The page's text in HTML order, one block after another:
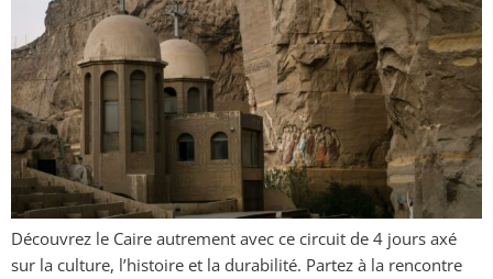
Découvrez le Caire autrement avec ce circuit de 4 jours axé
sur la culture, l’histoire et la durabilité. Partez à la rencontre